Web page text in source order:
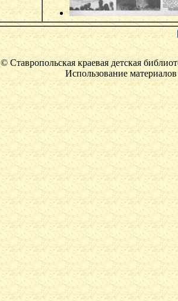
© Ставропольская краевая детская
Использование